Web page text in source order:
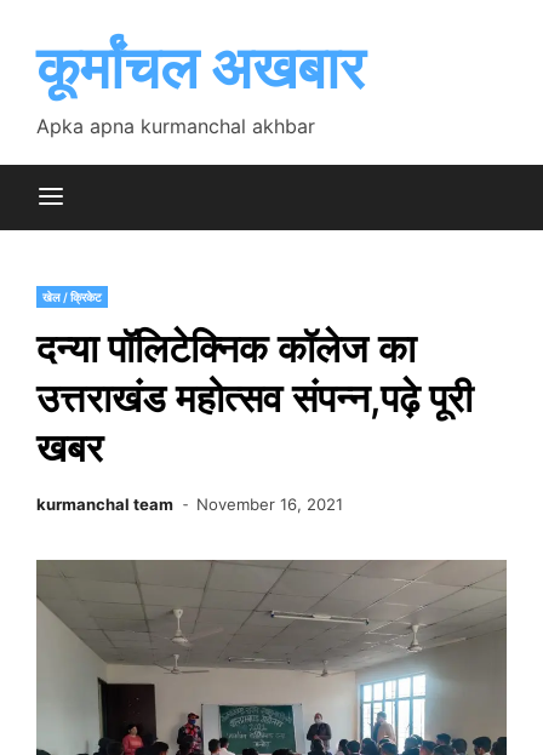
contentकूर्मांचल अखबार
Apka apna kurmanchal akhbar
खेल / क्रिकेट
दन्या पॉलिटेक्निक कॉलेज का
उत्तराखंड महोत्सव संपन्न,पढ़े पूरी
खबर
kurmanchal team November 16, 2021